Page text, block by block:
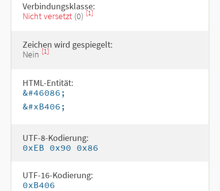
Verbindungsklasse:
Nicht versetzt(0) [1]
Zeichen wird gespiegelt:
Nein [1]
HTML-Entität:
&#46086;
&#xB406;
UTF-8-Kodierung:
0xEB 0x90 0x86
UTF-16-Kodierung:
0xB406